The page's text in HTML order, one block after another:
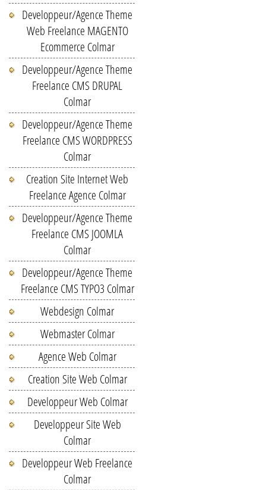
Developpeur/Agence Theme
Web Freelance MAGENTO
Ecommerce Colmar
Developpeur/Agence Theme
Freelance CMS DRUPAL
Colmar
Developpeur/Agence Theme
Freelance CMS WORDPRESS
Colmar
Creation Site Internet Web
Freelance Agence Colmar
Developpeur/Agence Theme
Freelance CMS JOOMLA
Colmar
Developpeur/Agence Theme
Freelance CMS TYPO3 Colmar
Webdesign Colmar
Webmaster Colmar
Agence Web Colmar
Creation Site Web Colmar
Developpeur Web Colmar
Developpeur Site Web
Colmar
Developpeur Web Freelance
Colmar